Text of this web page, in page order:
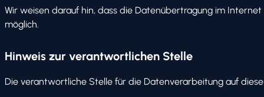
Wir weisen darauf hin, dass die Datenübertragung im
möglich.
Hinweis zur verantwortlichen Stelle
Die verantwortliche Stelle für die Datenverarbeitung auf